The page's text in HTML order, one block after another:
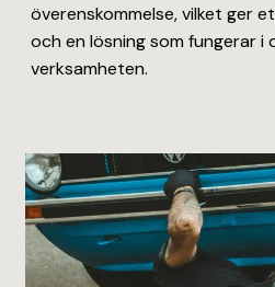
överenskommelse, vilket ger
och en lösning som fungerar i
verksamheten.